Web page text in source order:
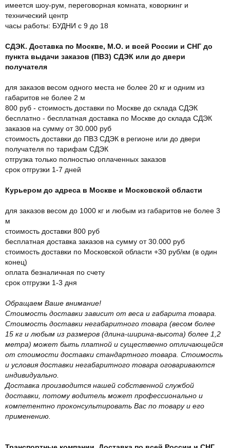
имеется шоу-рум, переговорная комната, коворкинг и
технический центр
часы работы: БУДНИ с 9 до 18
СДЭК. Доставка по Москве, М.О. и всей России и СНГ до
пункта выдачи заказов (ПВЗ) СДЭК или до двери
получателя
для заказов весом одного места не более 20 кг и одним из
габаритов не более 2 м
800 руб - стоимость доставки по Москве до склада СДЭК
бесплатно - бесплатная доставка по Москве до склада СДЭК
заказов на сумму от 30.000 руб
стоимость доставки до ПВЗ СДЭК в регионе или до двери
получателя по тарифам СДЭК
отгрузка только полностью оплаченных заказов
срок отгрузки 1-7 дней
Курьером до адреса в Москве и Московской области
для заказов весом до 1000 кг и любым из габаритов не более 3
м
стоимость доставки 800 руб
бесплатная доставка заказов на сумму от 30.000 руб
стоимость доставки по Московской области +30 руб/км (в один
конец)
оплата безналичная по счету
срок отгрузки 1-3 дня
Обращаем Ваше внимание!
Стоимость доставки зависит от веса и габарита товара.
Стоимость доставки негабаритного товара (весом более
15 кг и любым из размеров (длина-ширина-высота) более 1,2
метра) может быть платной и существенно отличающейся
от стоимости доставки стандартного товара. Стоимость
и условия доставки негабаритного товара оговариваются
индивидуально.
Доставка производится нашей собственной службой
доставки, потому водитель может профессионально и
компетентно проконсультировать Вас по товару и его
применению.